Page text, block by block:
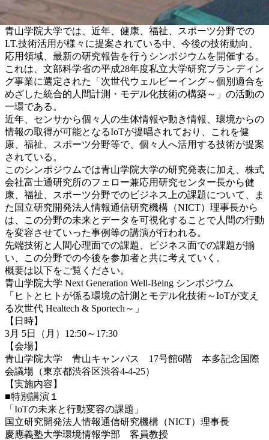
青山学院大学では、近年、健康、福祉、スポーツ分野での
I.T.技術活用が様々に提案されている中、今後の技術動向、
応用領域、最新の研究報告を行うシンポジウムを開催する。
これは、文部科学省の平成28年度私立大学研究ブランディン
グ事業に選定された「次世代ウェルビーイング～個別適合を
めざした統合的人間計測・モデル化技術の構築～」の活動の
一環である。
近年、センサから個々人の生体情報や動き情報、環境からの
情報の取得が可能となるIoTが提唱されており、これを健
康、福祉、スポーツ分野等で、個々人へ活用する技術が提案
されている。
このシンポジウムでは青山学院大学の研究発表に加え、株式
会社富士通研究所のフェロー兼応用研究センター長から健
康、福祉、スポーツ分野でのビジネス上の課題について、ま
た国立研究開発法人情報通信研究機構（NICT）理事長から
は、この分野の未来とデータを可視化することで人間の行動
を変容させていった事例等の講演が行われる。
先端技術と人間心理面での課題、ビジネス面での課題が揃
い、この分野での今後を参加者と共に考えていく。
概要は以下をご覧ください。
青山学院大学 Next Generation Well-Being シンポジウム
「ヒトとヒトが係る環境の計測とモデル化技術～IoTが支え
る次世代 Healtech & Sportech～」
【日時】
3月 5日（月）12:50～17:30
【会場】
青山学院大学 青山キャンパス 17号館6階 本多記念国際
会議場（東京都渋谷区渋谷4-4-25）
【実施内容】
■特別講演１
「IoTの未来と行動変容の課題」
国立研究開発法人情報通信研究機構（NICT）理事長
慶應義塾大学環境情報学部 客員教授